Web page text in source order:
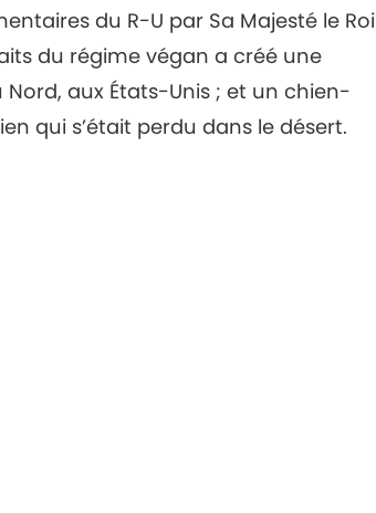
du R-U par Sa Majesté le Roi
du régime végan a créé une
aux États-Unis ; et un chien-
qui s’était perdu dans le désert.